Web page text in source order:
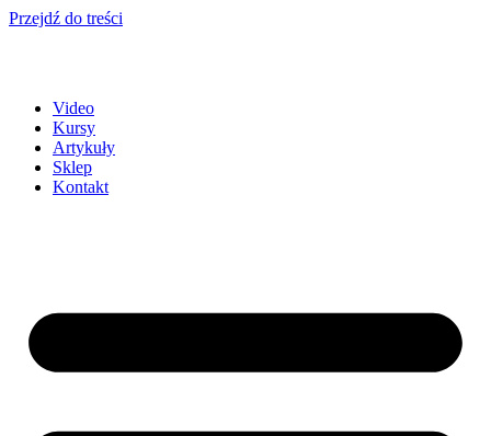
Przejdź do treści
Video
Kursy
Artykuły
Sklep
Kontakt